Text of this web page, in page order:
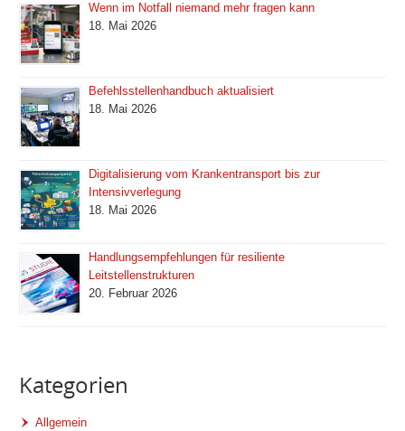
Wenn im Notfall niemand mehr fragen kann
18. Mai 2026
Befehlsstellenhandbuch aktualisiert
18. Mai 2026
Digitalisierung vom Krankentransport bis zur
Intensivverlegung
18. Mai 2026
Handlungsempfehlungen für resiliente
Leitstellenstrukturen
20. Februar 2026
Kategorien
Allgemein